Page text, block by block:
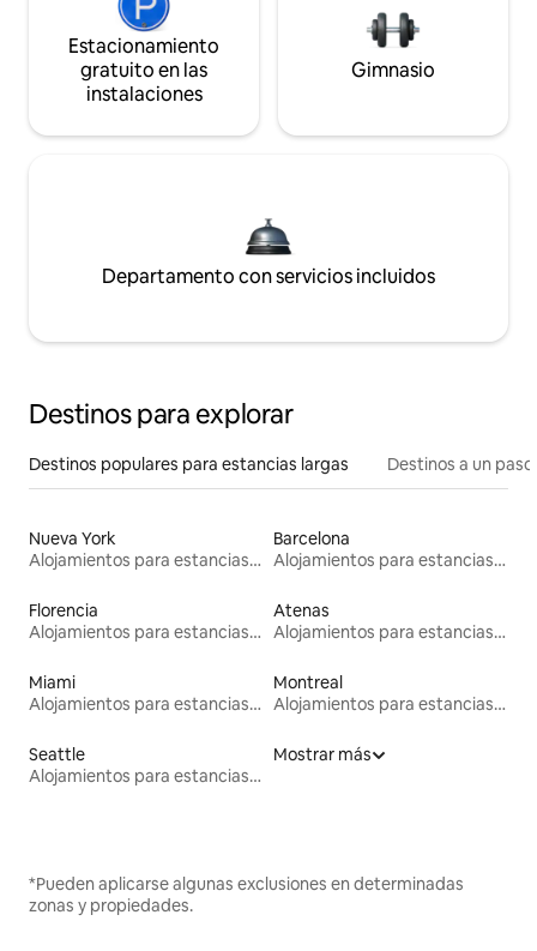
Estacionamiento
gratuito en las
instalaciones
Gimnasio
Departamento con servicios incluidos
Destinos para explorar
Destinos populares para estancias largas Destinos a un
Nueva York
Alojamientos para estancias largas
Barcelona
Alojamientos para estancias largas
Florencia
Alojamientos para estancias largas
Atenas
Alojamientos para estancias largas
Miami
Alojamientos para estancias largas
Montreal
Alojamientos para estancias largas
Seattle
Alojamientos para estancias largas
Mostrar más
*Pueden aplicarse algunas exclusiones en determinadas
zonas y propiedades.